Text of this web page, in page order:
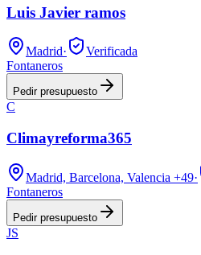
Luis Javier ramos
Madrid·
Verificada
Fontaneros
Pedir presupuesto
C
Climayreforma365
Madrid, Barcelona, Valencia +49·
Fontaneros
Pedir presupuesto
JS